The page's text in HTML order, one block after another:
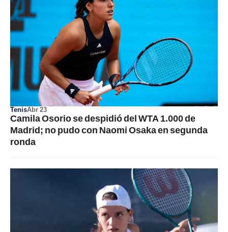
TenisAbr 23
Camila Osorio se despidió del WTA 1.000 de
Madrid; no pudo con Naomi Osaka en segunda
ronda